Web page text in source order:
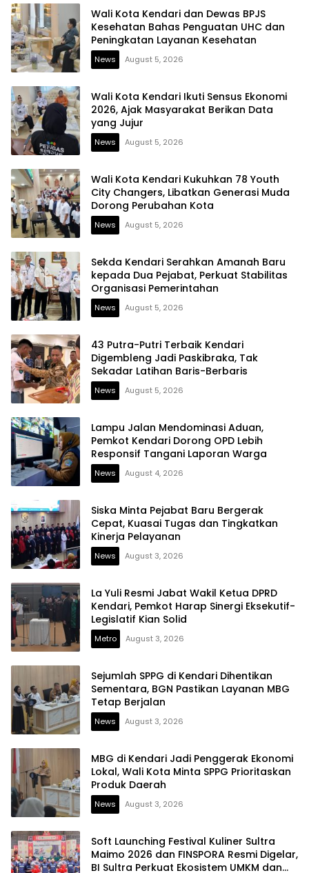
Wali Kota Kendari dan Dewas BPJS
Kesehatan Bahas Penguatan UHC dan
Peningkatan Layanan Kesehatan
News August 5, 2026
Wali Kota Kendari Ikuti Sensus Ekonomi
2026, Ajak Masyarakat Berikan Data
yang Jujur
News August 5, 2026
Wali Kota Kendari Kukuhkan 78 Youth
City Changers, Libatkan Generasi Muda
Dorong Perubahan Kota
News August 5, 2026
Sekda Kendari Serahkan Amanah Baru
kepada Dua Pejabat, Perkuat Stabilitas
Organisasi Pemerintahan
News August 5, 2026
43 Putra-Putri Terbaik Kendari
Digembleng Jadi Paskibraka, Tak
Sekadar Latihan Baris-Berbaris
News August 5, 2026
Lampu Jalan Mendominasi Aduan,
Pemkot Kendari Dorong OPD Lebih
Responsif Tangani Laporan Warga
News August 4, 2026
Siska Minta Pejabat Baru Bergerak
Cepat, Kuasai Tugas dan Tingkatkan
Kinerja Pelayanan
News August 3, 2026
La Yuli Resmi Jabat Wakil Ketua DPRD
Kendari, Pemkot Harap Sinergi Eksekutif-
Legislatif Kian Solid
Metro August 3, 2026
Sejumlah SPPG di Kendari Dihentikan
Sementara, BGN Pastikan Layanan MBG
Tetap Berjalan
News August 3, 2026
MBG di Kendari Jadi Penggerak Ekonomi
Lokal, Wali Kota Minta SPPG Prioritaskan
Produk Daerah
News August 3, 2026
Soft Launching Festival Kuliner Sultra
Maimo 2026 dan FINSPORA Resmi Digelar,
BI Sultra Perkuat Ekosistem UMKM dan